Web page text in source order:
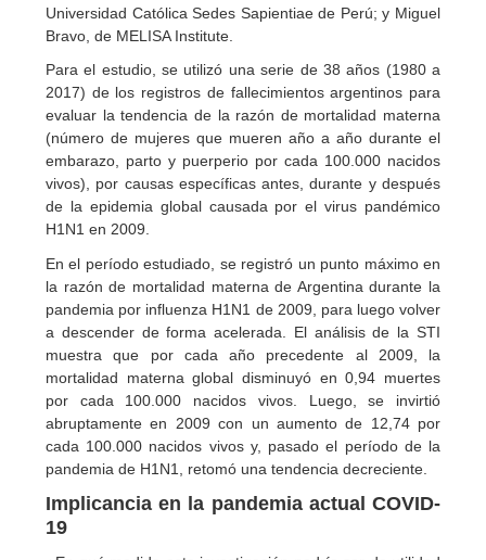
Universidad Católica Sedes Sapientiae de Perú; y Miguel
Bravo, de MELISA Institute.
Para el estudio, se utilizó una serie de 38 años (1980 a
2017) de los registros de fallecimientos argentinos para
evaluar la tendencia de la razón de mortalidad materna
(número de mujeres que mueren año a año durante el
embarazo, parto y puerperio por cada 100.000 nacidos
vivos), por causas específicas antes, durante y después
de la epidemia global causada por el virus pandémico
H1N1 en 2009.
En el período estudiado, se registró un punto máximo en
la razón de mortalidad materna de Argentina durante la
pandemia por influenza H1N1 de 2009, para luego volver
a descender de forma acelerada. El análisis de la STI
muestra que por cada año precedente al 2009, la
mortalidad materna global disminuyó en 0,94 muertes
por cada 100.000 nacidos vivos. Luego, se invirtió
abruptamente en 2009 con un aumento de 12,74 por
cada 100.000 nacidos vivos y, pasado el período de la
pandemia de H1N1, retomó una tendencia decreciente.
Implicancia en la pandemia actual COVID-
19